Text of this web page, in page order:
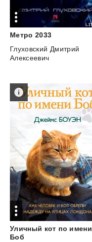
Метро 2033
Глуховский Дмитрий
Алексеевич
Уличный кот по имени
Боб